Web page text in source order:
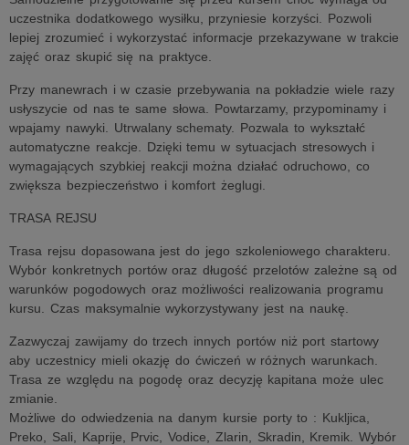
uczestnika dodatkowego wysiłku, przyniesie korzyści. Pozwoli
lepiej zrozumieć i wykorzystać informacje przekazywane w trakcie
zajęć oraz skupić się na praktyce.
Przy manewrach i w czasie przebywania na pokładzie wiele razy
usłyszycie od nas te same słowa. Powtarzamy, przypominamy i
wpajamy nawyki. Utrwalany schematy. Pozwala to wykształć
automatyczne reakcje. Dzięki temu w sytuacjach stresowych i
wymagających szybkiej reakcji można działać odruchowo, co
zwiększa bezpieczeństwo i komfort żeglugi.
TRASA REJSU
Trasa rejsu dopasowana jest do jego szkoleniowego charakteru.
Wybór konkretnych portów oraz długość przelotów zależne są od
warunków pogodowych oraz możliwości realizowania programu
kursu. Czas maksymalnie wykorzystywany jest na naukę.
Zazwyczaj zawijamy do trzech innych portów niż port startowy
aby uczestnicy mieli okazję do ćwiczeń w różnych warunkach.
Trasa ze względu na pogodę oraz decyzję kapitana może ulec
zmianie.
Możliwe do odwiedzenia na danym kursie porty to : Kukljica,
Preko, Sali, Kaprije, Prvic, Vodice, Zlarin, Skradin, Kremik. Wybór